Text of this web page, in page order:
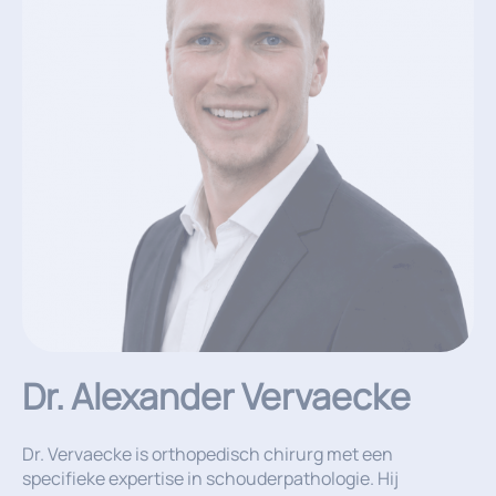
Dr. Alexander Vervaecke
Dr. Vervaecke is orthopedisch chirurg met een
specifieke expertise in schouderpathologie. Hij